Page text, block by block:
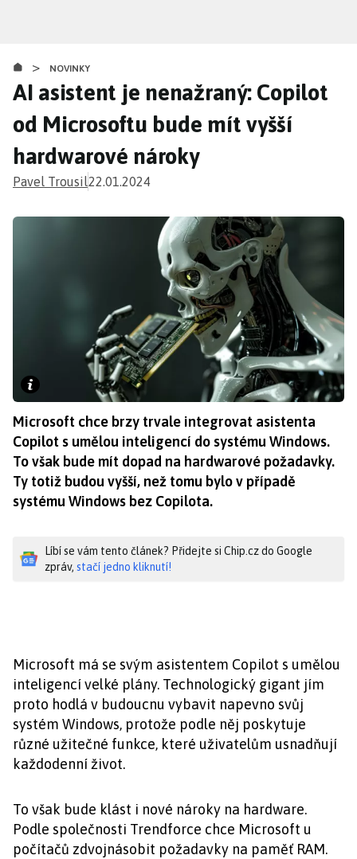
obsahu
> NOVINKY
AI asistent je nenažraný: Copilot
od Microsoftu bude mít vyšší
hardwarové nároky
Pavel Trousil22.01.2024
Microsoft chce brzy trvale integrovat asistenta
Copilot s umělou inteligencí do systému Windows.
To však bude mít dopad na hardwarové požadavky.
Ty totiž budou vyšší, než tomu bylo v případě
systému Windows bez Copilota.
Líbí se vám tento článek? Přidejte si Chip.cz do Google
zpráv, stačí jedno kliknutí!
Microsoft má se svým asistentem Copilot s umělou
inteligencí velké plány. Technologický gigant jím
proto hodlá v budoucnu vybavit napevno svůj
systém Windows, protože podle něj poskytuje
různé užitečné funkce, které uživatelům usnadňují
každodenní život.
To však bude klást i nové nároky na hardware.
Podle společnosti Trendforce chce Microsoft u
počítačů zdvojnásobit požadavky na paměť RAM.